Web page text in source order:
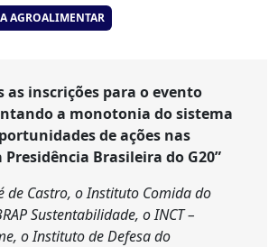
AGROALIMENTAR
as inscrições para o evento
a monotonia do sistema
de ações nas
Brasileira do G20”
de Castro, o Instituto Comida do
Sustentabilidade, o INCT –
o Instituto de Defesa do